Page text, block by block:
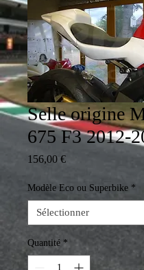
Selle origine
675 F3 2012-
156,00 €Prix
Modèle Eco ou Superbike *
Quantité *